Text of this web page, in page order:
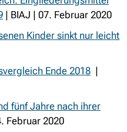
| BIAJ | 07. Februar 2020
Kinder sinkt nur leicht
Ende 2018 |
fünf Jahre nach ihrer
Februar 2020